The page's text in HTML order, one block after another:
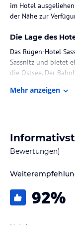
im Hotel
der Nähe zur
Die Lage des
Das Rügen-Hotel
Sassnitz und bietet
die Ostsee. Der
gelegenen
Das 9-stöckige
und eigenem Bad.
Im Restaurant
einen exzellenten
Mehr anzeigen
Bewertungen)
92%